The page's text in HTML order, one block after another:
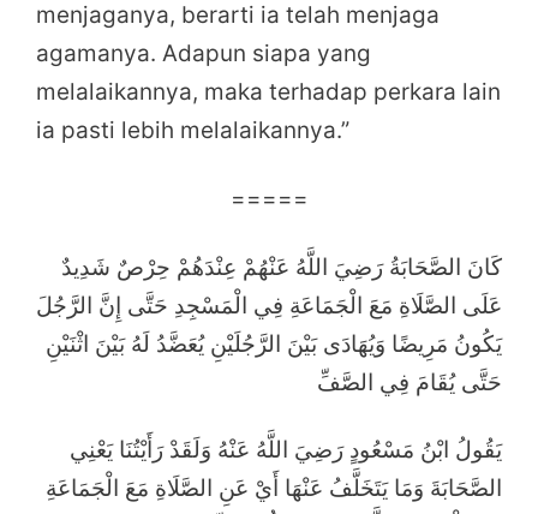
menjaganya, berarti ia telah menjaga
agamanya. Adapun siapa yang
melalaikannya, maka terhadap perkara lain
ia pasti lebih melalaikannya.”
=====
كَانَ الصَّحَابَةُ رَضِيَ اللَّهُ عَنْهُمْ عِنْدَهُمْ حِرْصٌ شَدِيدٌ
عَلَى الصَّلَاةِ مَعَ الْجَمَاعَةِ فِي الْمَسْجِدِ حَتَّى إِنَّ الرَّجُلَ
يَكُونُ مَرِيضًا وَيُهَادَى بَيْنَ الرَّجُلَيْنِ يُعَضَّدُ لَهُ بَيْنَ اثْنَيْنِ
حَتَّى يُقَامَ فِي الصَّفِّ
يَقُولُ ابْنُ مَسْعُودٍ رَضِيَ اللَّهُ عَنْهُ وَلَقَدْ رَأَيْتُنَا يَعْنِي
الصَّحَابَةَ وَمَا يَتَخَلَّفُ عَنْهَا أَيْ عَنِ الصَّلَاةِ مَعَ الْجَمَاعَةِ